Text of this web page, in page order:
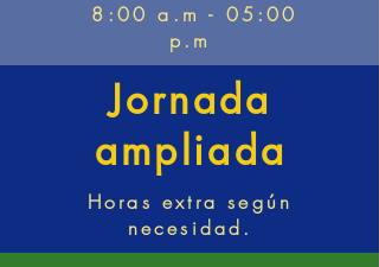
8:00 a.m - 05:00
p.m
Jornada
ampliada
Horas extra según
necesidad.